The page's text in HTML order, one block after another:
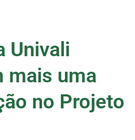
Univali
mais uma
no Projeto